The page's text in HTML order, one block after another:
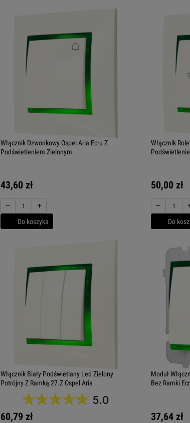
Włącznik Dzwonkowy Ospel Aria Ecru Z
Podświetleniem Zielonym
43,60 zł
− +
Do koszyka
Włącznik
50,00 zł
−
Do
Włącznik Biały Podświetlany Led Zielony
Potrójny Z Ramką 27.Z Ospel Aria
5.0
60,79 zł
Moduł
Bez Ramki
37,64 zł